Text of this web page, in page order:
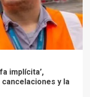
implícita’,
y la